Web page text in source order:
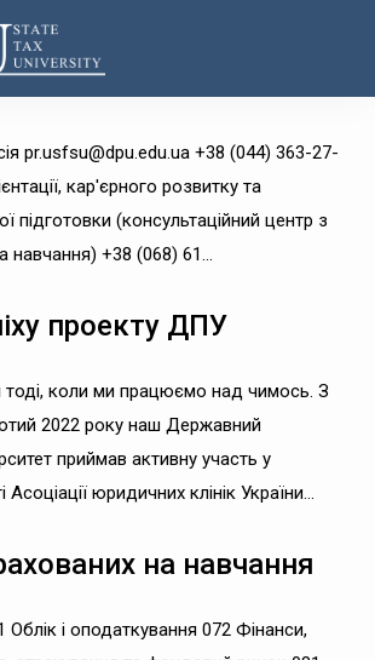
pr.usfsu@dpu.edu.ua +38 (044) 363-27-
кар'єрного розвитку та
підготовки (консультаційний центр з
навчання) +38 (068) 61...
проекту ДПУ
тоді, коли ми працюємо над чимось. З
2022 року наш Державний
приймав активну участь у
юридичних клінік України...
на навчання
Облік і оподаткування 072 Фінанси,